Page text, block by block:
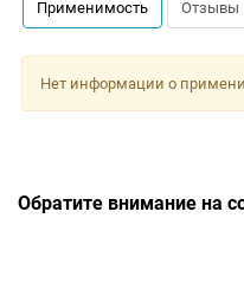
Применимость Отзывы
Нет информации о
Обратите внимание на